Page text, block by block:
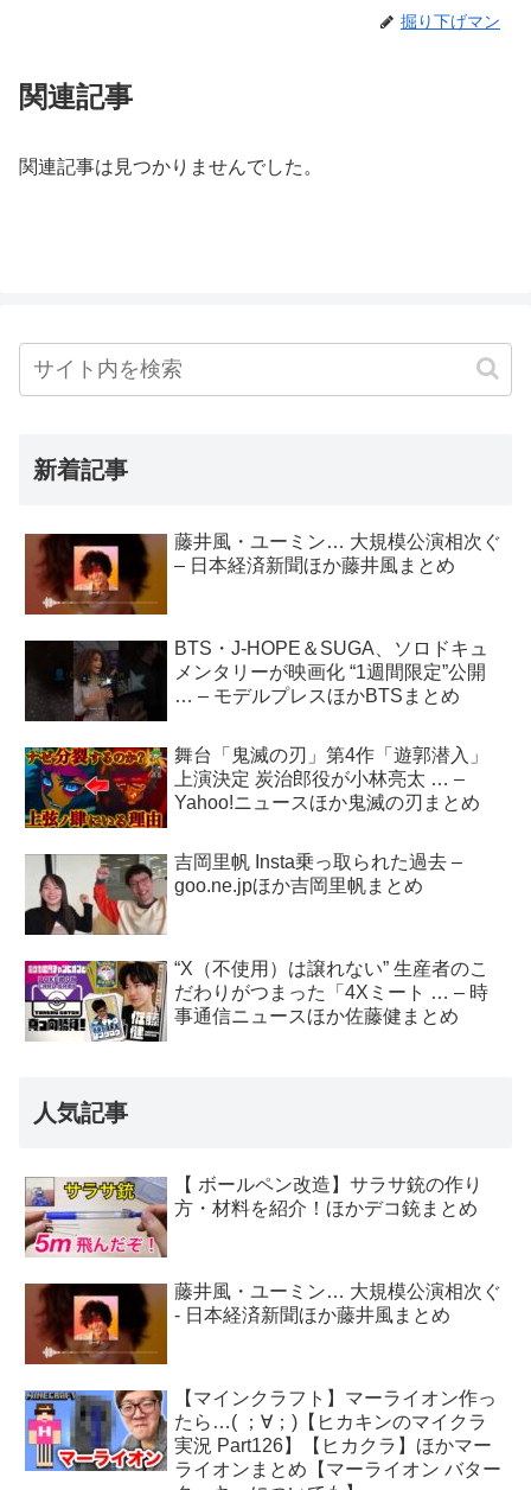
掘り下げマン
関連記事
関連記事は見つかりませんでした。
新着記事
藤井風・ユーミン… 大規模公演相次ぐ
– 日本経済新聞ほか藤井風まとめ
BTS・J-HOPE＆SUGA、ソロドキュ
メンタリーが映画化 “1週間限定”公開
… – モデルプレスほかBTSまとめ
舞台「鬼滅の刃」第4作「遊郭潜入」
上演決定 炭治郎役が小林亮太 … –
Yahoo!ニュースほか鬼滅の刃まとめ
吉岡里帆 Insta乗っ取られた過去 –
goo.ne.jpほか吉岡里帆まとめ
“X（不使用）は譲れない” 生産者のこ
だわりがつまった「4Xミート … – 時
事通信ニュースほか佐藤健まとめ
人気記事
【 ボールペン改造】サラサ銃の作り
方・材料を紹介！ほかデコ銃まとめ
藤井風・ユーミン… 大規模公演相次ぐ
- 日本経済新聞ほか藤井風まとめ
【マインクラフト】マーライオン作っ
たら…( ；∀；)【ヒカキンのマイクラ
実況 Part126】【ヒカクラ】ほかマー
ライオンまとめ【マーライオン バター